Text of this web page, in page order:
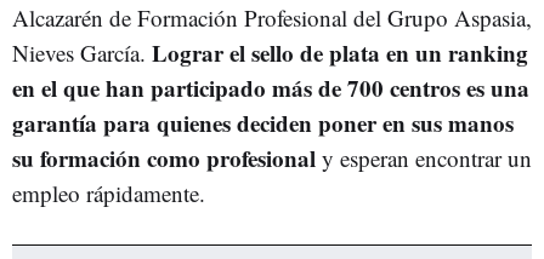
Alcazarén de Formación Profesional del Grupo Aspasia,
Nieves García. Lograr el sello de plata en un ranking
en el que han participado más de 700 centros es una
garantía para quienes deciden poner en sus manos
su formación como profesional y esperan encontrar un
empleo rápidamente.